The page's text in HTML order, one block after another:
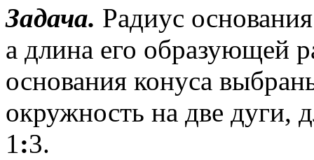
Задача. Радиус
а длина его образующей
основания конуса
окружность на две дуги,
1:3.